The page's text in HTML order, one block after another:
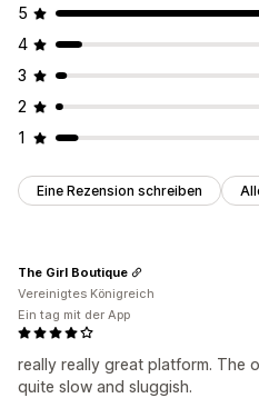
5
4
3
2
1
Eine Rezension schreiben
really really great platform. The
quite slow and sluggish.
The Girl Boutique
Vereinigtes Königreich
Ein tag mit der App